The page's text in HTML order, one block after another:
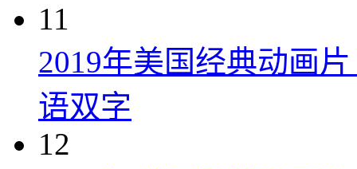
11
2019年美国经典动画
语双字
12